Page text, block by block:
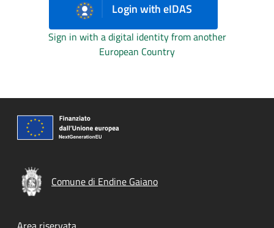
Login with eIDAS
Sign in with a digital identity from another
European Country
Comune di Endine Gaiano